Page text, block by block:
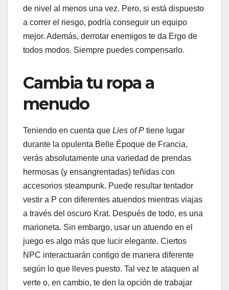
de nivel al menos una vez. Pero, si está dispuesto
a correr el riesgo, podría conseguir un equipo
mejor. Además, derrotar enemigos te da Ergo de
todos modos. Siempre puedes compensarlo.
Cambia tu ropa a
menudo
Teniendo en cuenta que Lies of P tiene lugar
durante la opulenta Belle Époque de Francia,
verás absolutamente una variedad de prendas
hermosas (y ensangrentadas) teñidas con
accesorios steampunk. Puede resultar tentador
vestir a P con diferentes atuendos mientras viajas
a través del oscuro Krat. Después de todo, es una
marioneta. Sin embargo, usar un atuendo en el
juego es algo más que lucir elegante. Ciertos
NPC interactuarán contigo de manera diferente
según lo que lleves puesto. Tal vez te ataquen al
verte o, en cambio, te den la opción de trabajar